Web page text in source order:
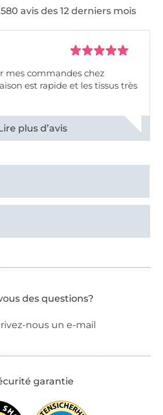
avis des 12 derniers mois
mes commandes chez
est rapide et les tissus très
commentaires
des questions?
nous un e-mail
garantie